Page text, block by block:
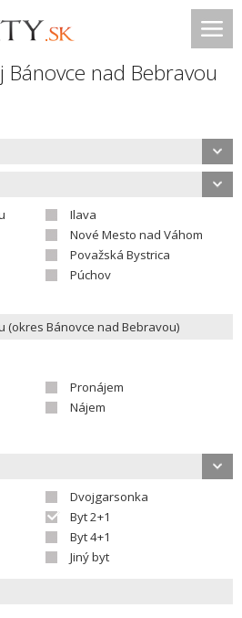
nad Bebravou
Ilava
Nové Mesto nad Váhom
Považská Bystrica
Púchov
Pronájem
Nájem
Dvojgarsonka
Byt 2+1
Byt 4+1
Jiný byt